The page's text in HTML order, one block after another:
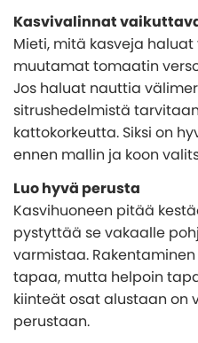
Kasvivalinnat
Mieti, mitä kasveja
muutamat tomaatin
Jos haluat nauttia
sitrushedelmistä
kattokorkeutta. Siksi on
ennen mallin ja koon
Luo hyvä perusta
Kasvihuoneen pitää
pystyttää se vakaalle
varmistaa.
tapaa, mutta helpoin
kiinteät osat alustaan on
perustaan.